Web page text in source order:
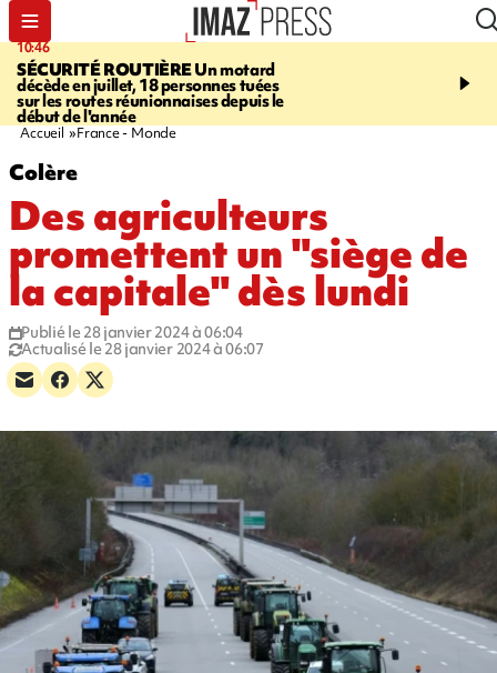
10:46
SÉCURITÉ ROUTIÈREUn motard
décède en juillet, 18 personnes tuées
sur les routes réunionnaises depuis le
début de l'année
13:49
mineurs - un courrier
Accueil France - Monde
Colère
Des agriculteurs
promettent un "siège de
la capitale" dès lundi
Publié le 28 janvier 2024 à 06:04
Actualisé le 28 janvier 2024 à 06:07